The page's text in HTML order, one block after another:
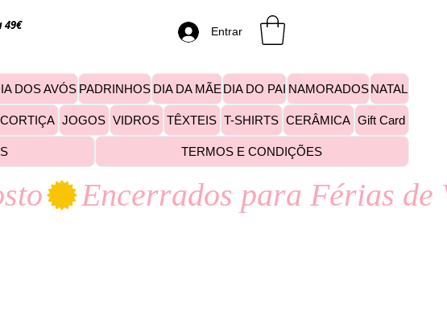
49€
Entrar
DOS AVÓS PADRINHOS DIA DA MÃE DIA DO PAI NAMORADOSNATAL
JOGOS VIDROS TÊXTEIS T-SHIRTS CERÂMICA Gift Card
TERMOS E CONDIÇÕES